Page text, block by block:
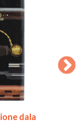
dala